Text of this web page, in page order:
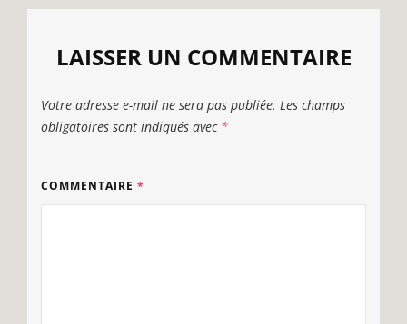
LAISSER UN COMMENTAIRE
Votre adresse e-mail ne sera pas publiée. Les champs
obligatoires sont indiqués avec *
COMMENTAIRE *